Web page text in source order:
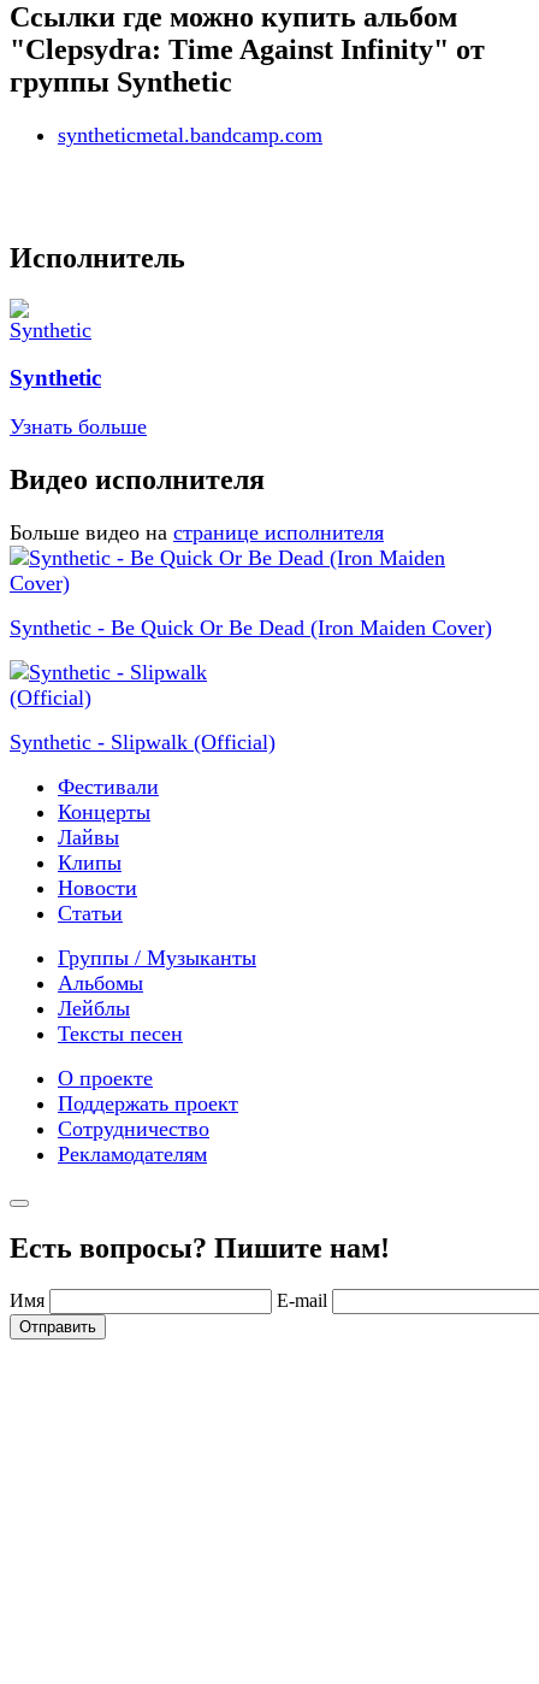
Ссылки где можно купить альбом
"Clepsydra: Time Against Infinity" от
группы Synthetic
syntheticmetal.bandcamp.com
Исполнитель
Synthetic
Узнать больше
Видео исполнителя
Больше видео на странице исполнителя
Synthetic - Be Quick Or Be Dead (Iron Maiden Cover)
Synthetic - Slipwalk (Official)
Фестивали
Концерты
Лайвы
Клипы
Новости
Статьи
Группы / Музыканты
Альбомы
Лейблы
Тексты песен
О проекте
Поддержать проект
Сотрудничество
Рекламодателям
Есть вопросы? Пишите нам!
Имя E-mail